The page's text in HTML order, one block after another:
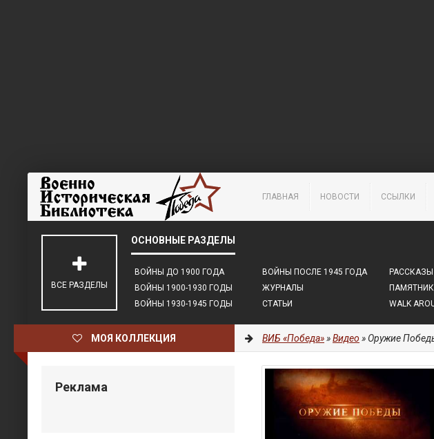
ГЛАВНАЯ НОВОСТИ ССЫЛКИ
ВОЙНЫ ДО 1900 ГОДА
ВОЙНЫ 1900-1930 ГОДЫ
ВОЙНЫ 1930-1945 ГОДЫ
ВОЙНЫ ПОСЛЕ 1945 ГОДА
ЖУРНАЛЫ
СТАТЬИ
РАССКАЗЫ
WALK
ВСЕ РАЗДЕЛЫ
МОЯ КОЛЛЕКЦИЯ ВИБ «Победа»»Видео » Оружие
Реклама